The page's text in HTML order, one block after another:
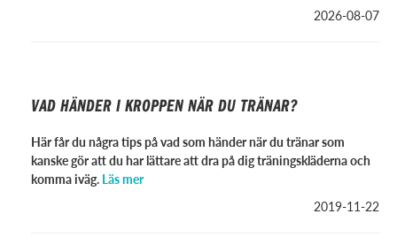
2026-08-07
VAD HÄNDER I KROPPEN NÄR DU TRÄNAR?
Här får du några tips på vad som händer när du tränar som
kanske gör att du har lättare att dra på dig träningskläderna och
komma iväg. Läs mer
2019-11-22